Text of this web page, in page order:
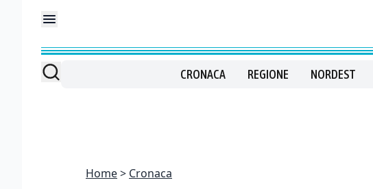
CRONACA REGIONE NORDEST
Home Cronaca